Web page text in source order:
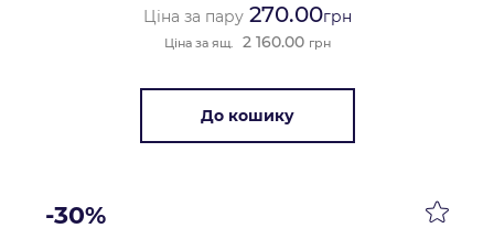
Ціна за пару270.00грн
Ціна за ящ. 2 160.00 грн
До кошику
-30%